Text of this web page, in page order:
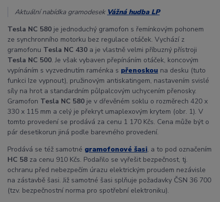
Aktuální nabídka gramodesek Vážná hudba LP
Tesla NC 580 je jednoduchý gramofon s řemínkovým pohonem
ze synchronního motorku bez regulace otáček. Vychází z
gramofonu Tesla NC 430 a je vlastně velmi příbuzný přístroji
Tesla NC 500. Je však vybaven přepínáním otáček, koncovým
vypínáním s vyzvednutím raménka s přenoskou na desku (tuto
funkci Ize vypnout), pružinovým antiskatingem, nastavením svislé
síly na hrot a standardním půlpalcovým uchycením přenosky.
Gramofon Tesla NC 580 je v dřevěném soklu o rozměrech 420 x
330 x 115 mm a celý je překryt umaplexovým krytem (obr. 1). V
tomto provedení se prodává za cenu 1 170 Kčs. Cena může být o
pár desetikorun jiná podle barevného provedení.
Prodává se též samotné gramofonové šasi, a to pod označením
HC 58 za cenu 910 Kčs. Podařilo se vyřešit bezpečnost, tj.
ochranu před nebezpečím úrazu elektrickým proudem nezávisle
na zástavbě šasi. Již samotné šasi splňuje požadavky ČSN 36 700
(tzv. bezpečnostní norma pro spotřební elektroniku).